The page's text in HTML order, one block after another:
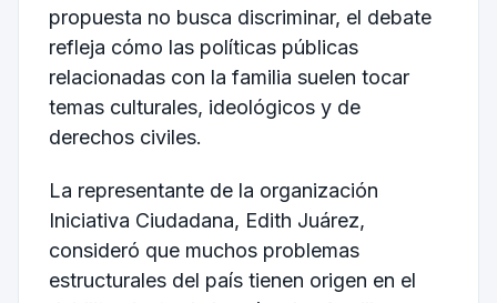
propuesta no busca discriminar, el debate
refleja cómo las políticas públicas
relacionadas con la familia suelen tocar
temas culturales, ideológicos y de
derechos civiles.
La representante de la organización
Iniciativa Ciudadana, Edith Juárez,
consideró que muchos problemas
estructurales del país tienen origen en el